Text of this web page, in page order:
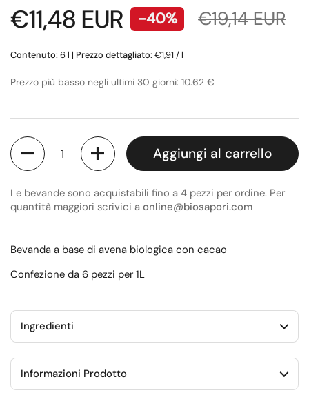
Prezzo di listino
€11,48 EUR -40% Prezzo di
€19,14 EUR
Contenuto: 6 l | Prezzo dettagliato: €1,91 / l
Prezzo più basso negli ultimi 30 giorni: 10.62 €
Quantità
Aggiungi al carrello
Le bevande sono acquistabili fino a 4 pezzi per ordine. Per
quantità maggiori scrivici a online@biosapori.com
Bevanda a base di avena biologica con cacao
Confezione da 6 pezzi per 1L
Ingredienti
Informazioni Prodotto